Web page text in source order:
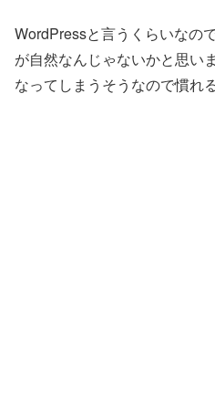
WordPressと言うくらいなの
が自然なんじゃないかと思い
なってしまうそうなので慣れ